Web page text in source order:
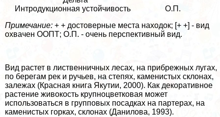
Интродукционная устойчивость
О.П.
Примечание: + + достоверные места находок; [+ +] - вид
охвачен ООПТ; О.П. - очень перспективный вид.
Вид растет в лиственничных лесах, на прибрежных лугах,
по берегам рек и ручьев, на степях, каменистых склонах,
залежах (Красная книга Якутии, 2000). Как декоративное
растение живокость крупноцветковая может
использоваться в групповых посадках на партерах, на
каменистых горках, склонах (Данилова, 1993).